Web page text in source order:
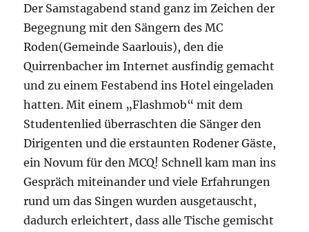
Der Samstagabend stand ganz im Zeichen der
Begegnung mit den Sängern des MC
Roden(Gemeinde Saarlouis), den die
Quirrenbacher im Internet ausfindig gemacht
und zu einem Festabend ins Hotel eingeladen
hatten. Mit einem „Flashmob“ mit dem
Studentenlied überraschten die Sänger den
Dirigenten und die erstaunten Rodener Gäste,
ein Novum für den MCQ! Schnell kam man ins
Gespräch miteinander und viele Erfahrungen
rund um das Singen wurden ausgetauscht,
dadurch erleichtert, dass alle Tische gemischt